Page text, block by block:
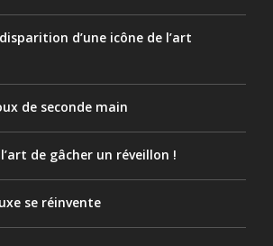
d’une icône de l’art
de seconde main
de gâcher un réveillon !
se réinvente